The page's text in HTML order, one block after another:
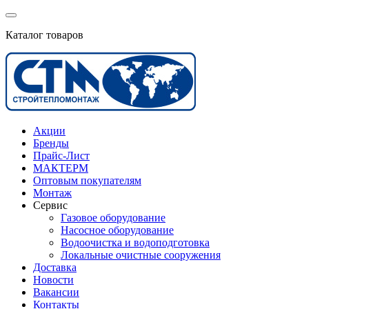
Каталог товаров
Акции
Бренды
Прайс-Лист
МАКТЕРМ
Оптовым покупателям
Монтаж
Сервис
Газовое оборудование
Насосное оборудование
Водоочистка и водоподготовка
Локальные очистные сооружения
Доставка
Новости
Вакансии
Контакты